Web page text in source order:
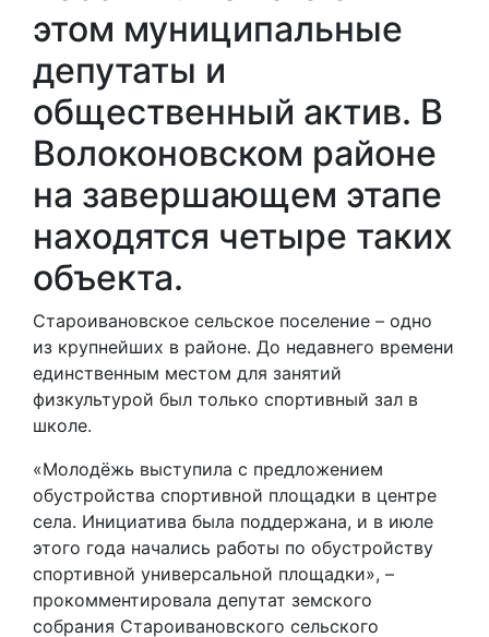
этом муниципальные
депутаты и
общественный актив. В
Волоконовском районе
на завершающем этапе
находятся четыре таких
объекта.
Староивановское сельское поселение – одно
из крупнейших в районе. До недавнего времени
единственным местом для занятий
физкультурой был только спортивный зал в
школе.
«Молодёжь выступила с предложением
обустройства спортивной площадки в центре
села. Инициатива была поддержана, и в июле
этого года начались работы по обустройству
спортивной универсальной площадки», –
прокомментировала депутат земского
собрания Староивановского сельского